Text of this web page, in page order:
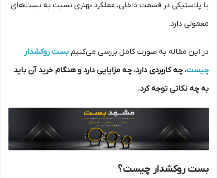
یا پلاستیکی در قسمت داخلی، عملکرد بهتری نسبت به بست‌های
معمولی دارد.
در این مقاله به صورت کامل بررسی می‌کنیم بست روکشدار
چیست، چه کاربردی دارد، چه مزایایی دارد و هنگام خرید آن باید
به چه نکاتی توجه کرد.
بست روکشدار چیست؟